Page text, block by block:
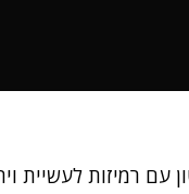
עם רמיזות לעשיית